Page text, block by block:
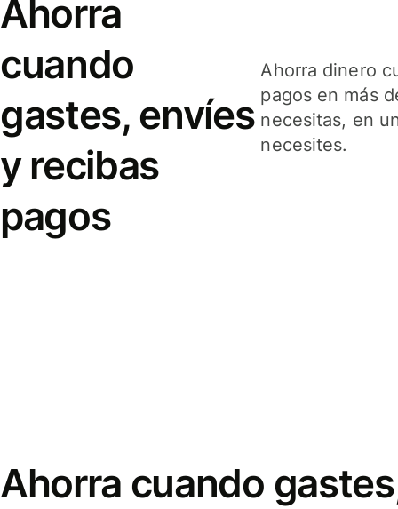
Ahorra
cuando
gastes, envíes
y recibas
pagos
Ahorra dinero
pagos en más
necesitas, en
necesites.
Ahorra cuando